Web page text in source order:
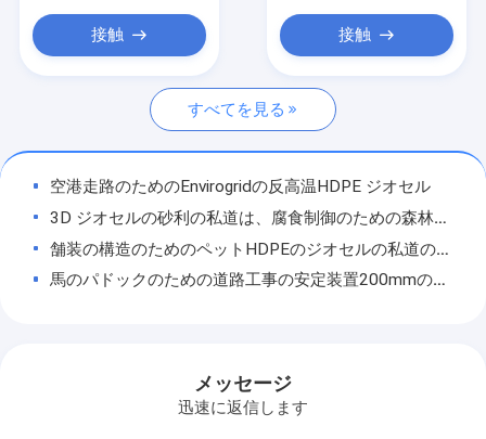
グラスファイバージオグリッド
Hdpe ジオセル
ジオシンセティックの粘土はさみ金
Hdpeの防音シートの溶接機
信号の電子ケーブル
接触 接触
すべてを見る
空港走路のためのEnvirogridの反高温HDPE ジオセル
3D ジオセルの砂利の私道は、腐食制御のための森林ジオセルsを風化させた
舗装の構造のためのペットHDPEのジオセルの私道のマット100mmの高さ
馬のパドックのための道路工事の安定装置200mmの高さジオセルsに砂利を敷きなさい
防波堤のプロジェクトのための黒い150mmの高さのHDPEのジオセルの腐食制御
山腹BVの水のための標準的な反腐食のジオテックの雑草のマットは保護する
メッセージ
迅速に返信します